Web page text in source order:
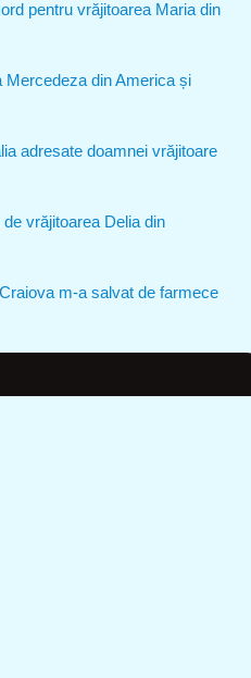
pentru vrăjitoarea Maria din
Mercedeza din America și
adresate doamnei vrăjitoare
vrăjitoarea Delia din
m-a salvat de farmece